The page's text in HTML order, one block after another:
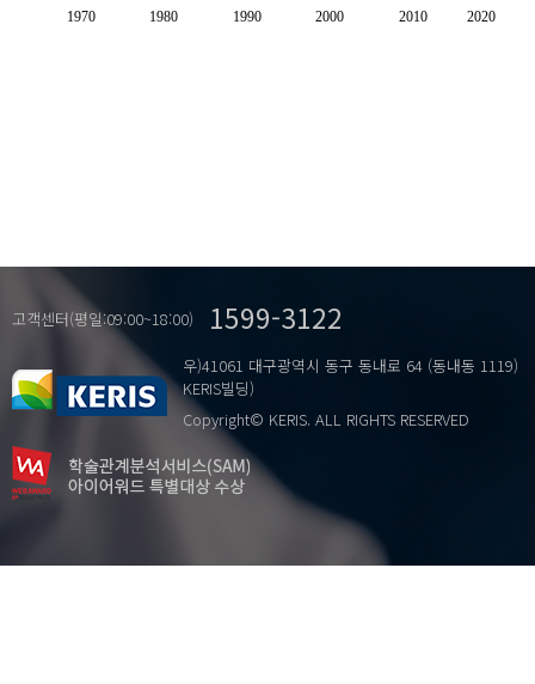
1970 1980 1990 2000 2010 2020
고객센터(평일:09:00~18:00) 1599-3122
우)41061 대구광역시 동구 동내로 64 (동내동 1119)
KERIS빌딩)
Copyright© KERIS. ALL RIGHTS RESERVED